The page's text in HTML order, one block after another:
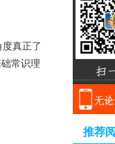
真正了
常识理
推荐